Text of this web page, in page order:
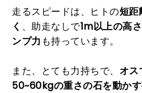
走るスピードは、ヒトの短距
く 、助走なしで1m以上の高
ンプ力 も持っています。
また、とても力持ちで、 オス
50~60kgの重さの石を動かす